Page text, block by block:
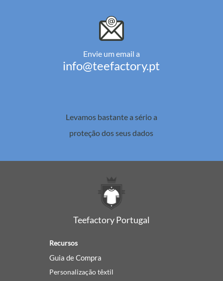
Envie um email a
info@teefactory.pt
Levamos bastante a sério a
proteção dos seus dados
Teefactory Portugal
Recursos
Guia de Compra
Personalização têxtil